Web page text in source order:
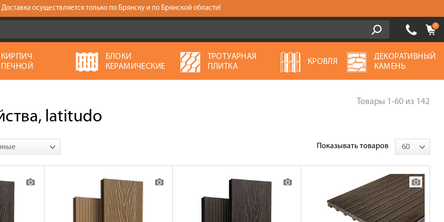
Доставка осуществляется только по Брянску и по Брянской области!
0
КИРПИЧ
ПЕЧНОЙ
БЛОКИ
КЕРАМИЧЕСКИЕ
ТРОТУАРНАЯ
ПЛИТКА
КРОВЛЯ
ДЕКОРАТИВНЫЙ
КАМЕНЬ
latitudo
Товары 1-60из 142
Показывать товаров 60